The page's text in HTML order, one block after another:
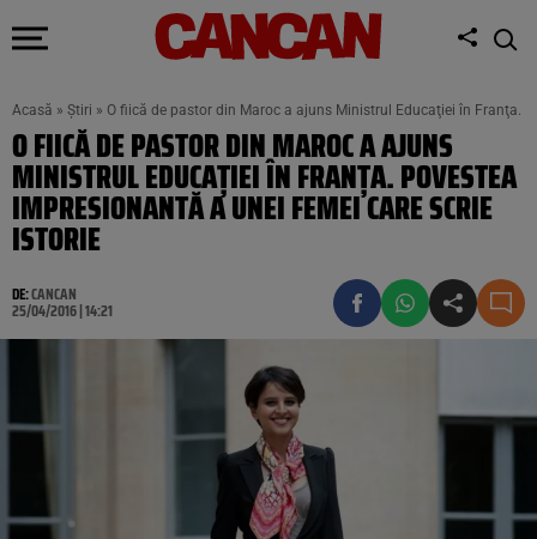
Acasă » Știri » O fiică de pastor din Maroc a ajuns Ministrul Educaţiei în Franţa.
O FIICĂ DE PASTOR DIN MAROC A AJUNS
MINISTRUL EDUCAŢIEI ÎN FRANŢA. POVESTEA
IMPRESIONANTĂ A UNEI FEMEI CARE SCRIE
ISTORIE
DE:CANCAN
25/04/2016 | 14:21